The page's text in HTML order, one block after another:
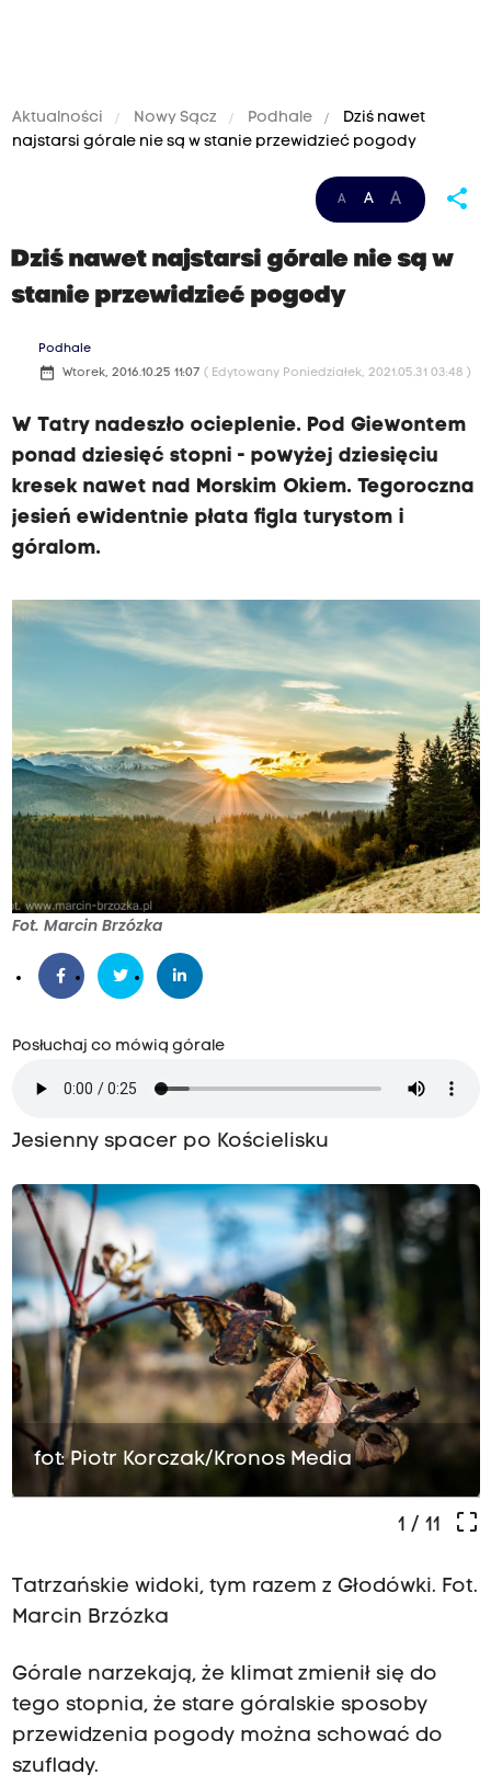
Aktualności Nowy Sącz Podhale
Dziś nawet
najstarsi górale nie są w stanie przewidzieć pogody
A A A share
Dziś nawet najstarsi górale nie są w
stanie przewidzieć pogody
Podhale
date_range Wtorek, 2016.10.25 11:07 ( Edytowany Poniedziałek, 2021.05.31 03:48 )
W Tatry nadeszło ocieplenie. Pod Giewontem
ponad dziesięć stopni - powyżej dziesięciu
kresek nawet nad Morskim Okiem. Tegoroczna
jesień ewidentnie płata figla turystom i
góralom.
Fot. Marcin Brzózka
Posłuchaj co mówią górale
Jesienny spacer po Kościelisku
fot: Piotr Korczak/Kronos Media
crop_free
1 / 11
Tatrzańskie widoki, tym razem z Głodówki. Fot.
Marcin Brzózka
Górale narzekają, że klimat zmienił się do
tego stopnia, że stare góralskie sposoby
przewidzenia pogody można schować do
szuflady.